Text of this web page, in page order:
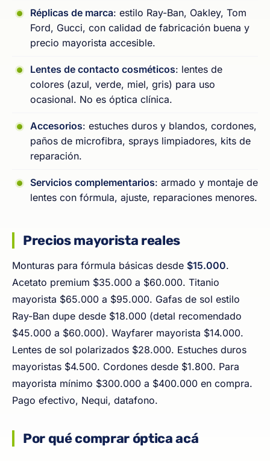
Réplicas de marca: estilo Ray-Ban, Oakley, Tom
Ford, Gucci, con calidad de fabricación buena y
precio mayorista accesible.
Lentes de contacto cosméticos: lentes de
colores (azul, verde, miel, gris) para uso
ocasional. No es óptica clínica.
Accesorios: estuches duros y blandos, cordones,
paños de microfibra, sprays limpiadores, kits de
reparación.
Servicios complementarios: armado y montaje de
lentes con fórmula, ajuste, reparaciones menores.
Precios mayorista reales
Monturas para fórmula básicas desde $15.000.
Acetato premium $35.000 a $60.000. Titanio
mayorista $65.000 a $95.000. Gafas de sol estilo
Ray-Ban dupe desde $18.000 (detal recomendado
$45.000 a $60.000). Wayfarer mayorista $14.000.
Lentes de sol polarizados $28.000. Estuches duros
mayoristas $4.500. Cordones desde $1.800. Para
mayorista mínimo $300.000 a $400.000 en compra.
Pago efectivo, Nequi, datafono.
Por qué comprar óptica acá